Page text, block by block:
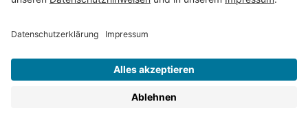
** Lieferzeit 1-3 Werktage innerhalb Deutschlands
Thienemann-Esslinger Verlag GmbH, Blumenstraße 36, D-70182